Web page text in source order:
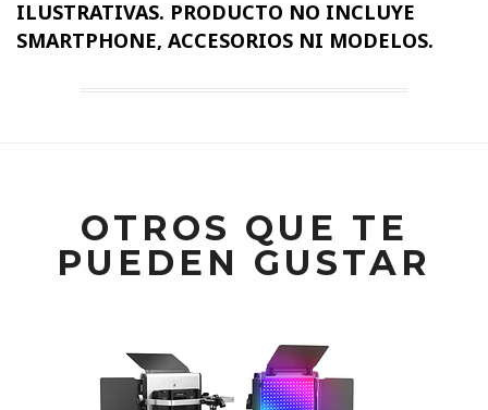
ILUSTRATIVAS. PRODUCTO NO INCLUYE
SMARTPHONE, ACCESORIOS NI MODELOS.
OTROS QUE TE
PUEDEN GUSTAR